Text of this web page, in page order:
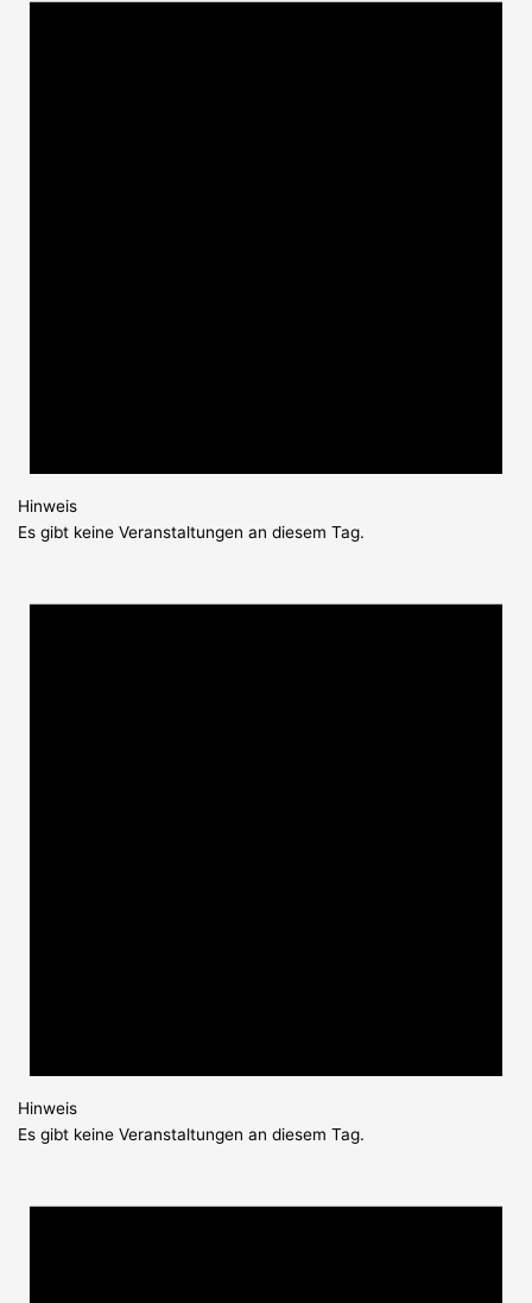
Hinweis
Es gibt keine Veranstaltungen an diesem Tag.
Hinweis
Es gibt keine Veranstaltungen an diesem Tag.